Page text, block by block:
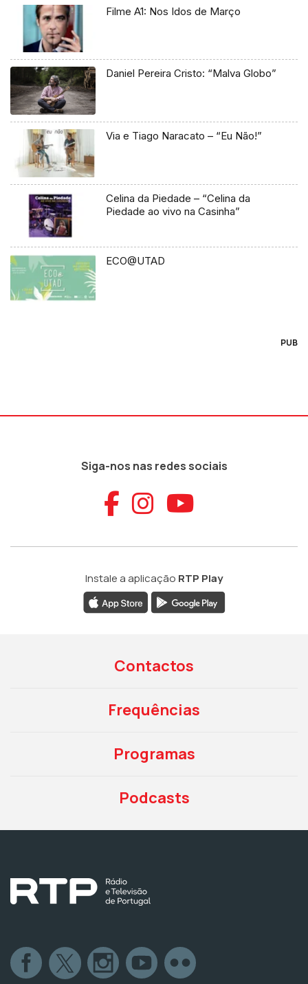
Filme A1: Nos Idos de Março
Daniel Pereira Cristo: “Malva Globo”
Via e Tiago Naracato – “Eu Não!”
Celina da Piedade – “Celina da
Piedade ao vivo na Casinha”
ECO@UTAD
PUB
Siga-nos nas redes sociais
Aceder ao
Aceder ao
Aceder
Instale a aplicação RTP Play
Contactos
Frequências
Programas
Podcasts